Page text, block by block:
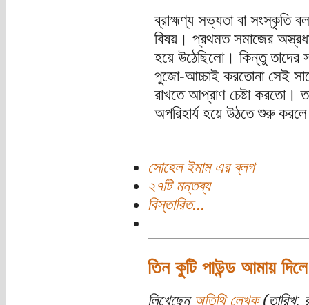
ব্রাহ্মণ্য সভ্যতা বা সংস্কৃতি
বিষয়। প্রথমত সমাজের
হয়ে উঠেছিলো। কিন্তু তাদের
পুজো-আচ্চাই করতোনা সেই
রাখতে আপ্রাণ চেষ্টা করতো।
অপরিহার্য হয়ে উঠতে শুরু
সোহেল ইমাম এর ব্লগ
২৭টি মন্তব্য
বিস্তারিত...
তিন কুটি পাউন্ড আমায় দিলে
লিখেছেন অতিথি লেখক(তারিখ: